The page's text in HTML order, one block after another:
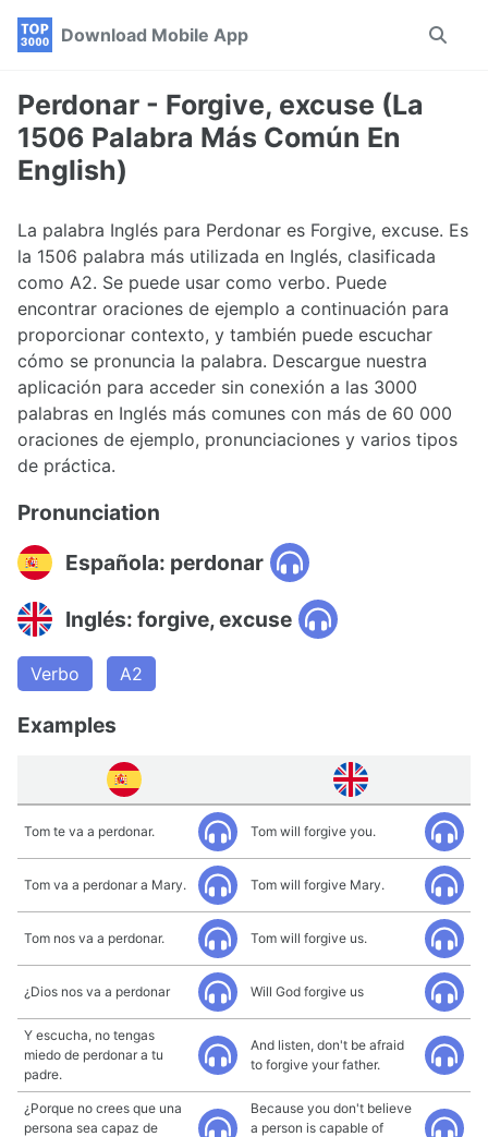
Skip
navigation
Skip
Skip
Download Mobile App
Toggle
Perdonar - Forgive, excuse (La
1506 Palabra Más Común En
English)
La palabra Inglés para Perdonar es Forgive, excuse. Es
la 1506 palabra más utilizada en Inglés, clasificada
como A2. Se puede usar como verbo. Puede
encontrar oraciones de ejemplo a continuación para
proporcionar contexto, y también puede escuchar
cómo se pronuncia la palabra. Descargue nuestra
aplicación para acceder sin conexión a las 3000
palabras en Inglés más comunes con más de 60 000
oraciones de ejemplo, pronunciaciones y varios tipos
de práctica.
Pronunciation
Española: perdonar
Inglés: forgive, excuse
Verbo A2
Examples
Tom te va a perdonar. Tom will forgive you.
Tom va a perdonar a Mary. Tom will forgive Mary.
Tom nos va a perdonar. Tom will forgive us.
¿Dios nos va a perdonar Will God forgive us
Y escucha, no tengas
miedo de perdonar a tu
padre.
And listen, don't be afraid
to forgive your father.
¿Porque no crees que una
persona sea capaz de
Because you don't believe
a person is capable of